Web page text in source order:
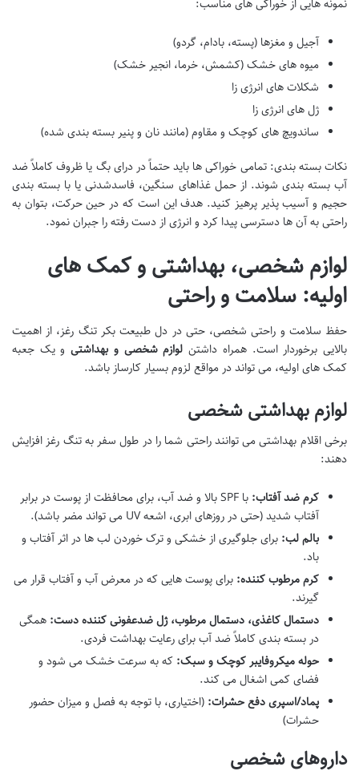
نمونه هایی از خوراکی های مناسب:
آجیل و مغزها (پسته، بادام، گردو)
میوه های خشک (کشمش، خرما، انجیر خشک)
شکلات های انرژی زا
ژل های انرژی زا
ساندویچ های کوچک و مقاوم (مانند نان و پنیر بسته بندی شده)
نکات بسته بندی: تمامی خوراکی ها باید حتماً در درای بگ یا ظروف کاملاً ضد
آب بسته بندی شوند. از حمل غذاهای سنگین، فاسدشدنی یا با بسته بندی
حجیم و آسیب پذیر پرهیز کنید. هدف این است که در حین حرکت، بتوان به
راحتی به آن ها دسترسی پیدا کرد و انرژی از دست رفته را جبران نمود.
لوازم شخصی، بهداشتی و کمک های
اولیه: سلامت و راحتی
حفظ سلامت و راحتی شخصی، حتی در دل طبیعت بکر تنگ رغز، از اهمیت
بالایی برخوردار است. همراه داشتن لوازم شخصی و بهداشتیو یک جعبه
کمک های اولیه، می تواند در مواقع لزوم بسیار کارساز باشد.
لوازم بهداشتی شخصی
برخی اقلام بهداشتی می توانند راحتی شما را در طول سفر به تنگ رغز افزایش
دهند:
کرم ضد آفتاب:
با SPF بالا و ضد آب، برای محافظت از پوست در برابر
آفتاب شدید (حتی در روزهای ابری، اشعه UV می تواند مضر باشد).
بالم لب: برای جلوگیری از خشکی و ترک خوردن لب ها در اثر آفتاب و
باد.
کرم مرطوب کننده: برای پوست هایی که در معرض آب و آفتاب قرار می
گیرند.
دستمال کاغذی، دستمال مرطوب، ژل ضدعفونی کننده دست: همگی
در بسته بندی کاملاً ضد آب برای رعایت بهداشت فردی.
حوله میکروفایبر کوچک و سبک: که به سرعت خشک می شود و
فضای کمی اشغال می کند.
پماد/اسپری دفع حشرات: (اختیاری، با توجه به فصل و میزان حضور
حشرات)
داروهای شخصی